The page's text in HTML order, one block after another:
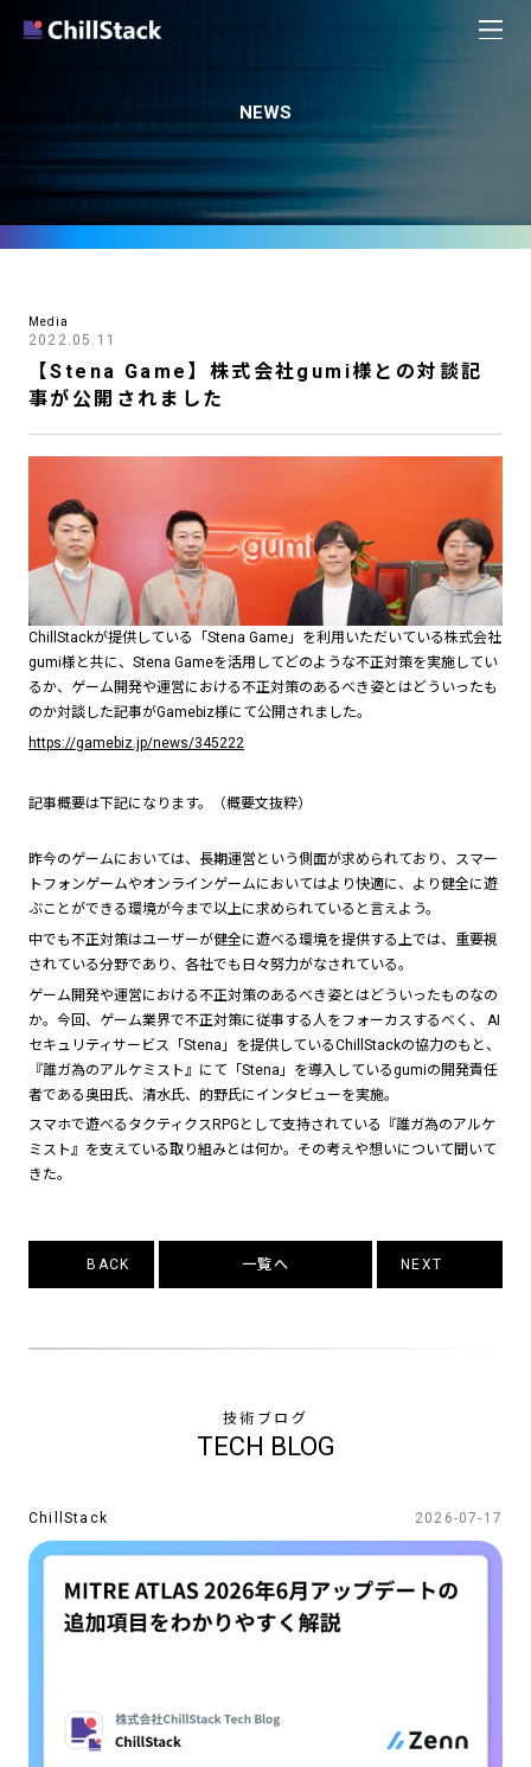
SERVICES
TECHNOLOGY
NEWS
CONTACT
NEWS
Media
2022.05.11
【Stena Game】株式会社gumi様との対談記
事が公開されました
ChillStackが提供している「Stena Game」を利用いただいている株式会社
gumi様と共に、Stena Gameを活用してどのような不正対策を実施してい
るか、ゲーム開発や運営における不正対策のあるべき姿とはどういったも
のか対談した記事がGamebiz様にて公開されました。
https://gamebiz.jp/news/345222
記事概要は下記になります。（概要文抜粋）
昨今のゲームにおいては、長期運営という側面が求められており、スマー
トフォンゲームやオンラインゲームにおいてはより快適に、より健全に遊
ぶことができる環境が今まで以上に求められていると言えよう。
中でも不正対策はユーザーが健全に遊べる環境を提供する上では、重要視
されている分野であり、各社でも日々努力がなされている。
ゲーム開発や運営における不正対策のあるべき姿とはどういったものなの
か。今回、ゲーム業界で不正対策に従事する人をフォーカスするべく、 AI
セキュリティサービス「Stena」を提供しているChillStackの協力のもと、
『誰ガ為のアルケミスト』にて「Stena」を導入しているgumiの開発責任
者である奥田氏、清水氏、的野氏にインタビューを実施。
スマホで遊べるタクティクスRPGとして支持されている『誰ガ為のアルケ
ミスト』を支えている取り組みとは何か。その考えや想いについて聞いて
きた。
BACK 一覧へ NEXT
技術ブログ
TECH BLOG
ChillStack 2026-07-17